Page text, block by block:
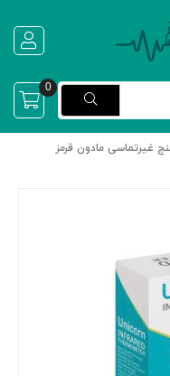
0
غیرتماسی مادون قرمز